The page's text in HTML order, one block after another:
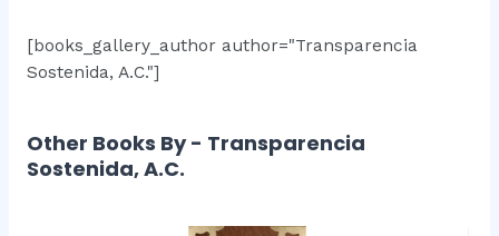
[books_gallery_author author="Transparencia
Sostenida, A.C."]
Other Books By - Transparencia
Sostenida, A.C.